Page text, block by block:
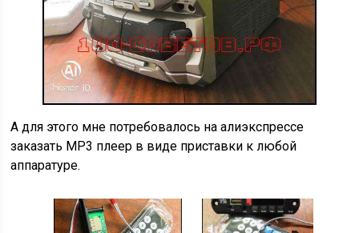
А для этого мне потребовалось на алиэкспрессе
заказать MP3 плеер в виде приставки к любой
аппаратуре.